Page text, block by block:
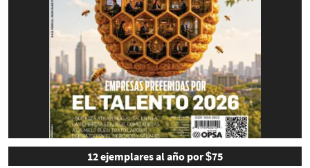
12 ejemplares al año por $75